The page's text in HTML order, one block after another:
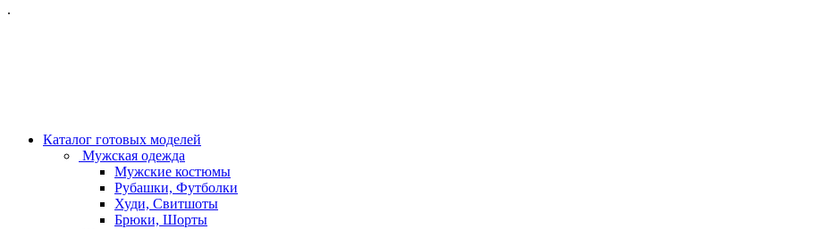
.
Каталог готовых моделей
Мужская одежда
Мужские костюмы
Рубашки, Футболки
Худи, Свитшоты
Брюки, Шорты